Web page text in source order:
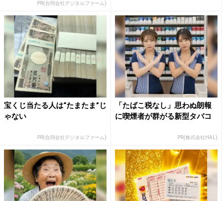
PR(合同会社デジタルファーム)
宝くじ当たる人は“たまたま”じ
ゃない
PR(合同会社デジタルファーム)
「たばこ税なし」思わぬ朗報
に喫煙者が群がる新型タバコ
PR(株式会社HAL)